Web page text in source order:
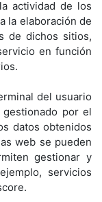
actividad de los
la elaboración de
de dichos sitios,
en función
del usuario
por el
datos obtenidos
web se pueden
gestionar y
servicios